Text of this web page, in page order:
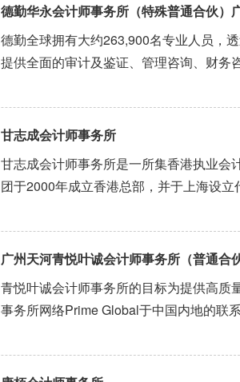
德勤华永会计师事务所（特殊普通合伙）
德勤全球拥有大约263,900名专业人员，
提供全面的审计及鉴证、管理咨询、财务
甘志成会计师事务所
甘志成会计师事务所是一所集香港执业会
团于2000年成立香港总部，并于上海设
司成立、会计、审计、税务、并购、商务
广州天河青悦叶诚会计师事务所（普通合
青悦叶诚会计师事务所的目标为提供高质
事务所网络Prime Global于中国内地的联
业，从业人员经验丰富。而专业骨干人员